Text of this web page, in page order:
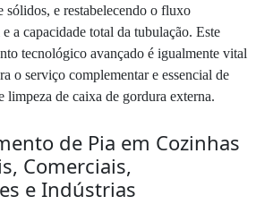
sólidos, e restabelecendo o fluxo
a capacidade total da tubulação. Este
tecnológico avançado é igualmente vital
o serviço complementar e essencial de
limpeza de caixa de gordura externa.
de Pia em Cozinhas
Comerciais,
e Indústrias